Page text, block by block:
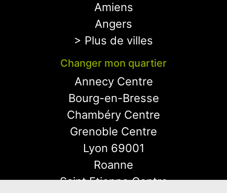
Amiens
Angers
> Plus de villes
Changer mon quartier
Annecy Centre
Bourg-en-Bresse
Chambéry Centre
Grenoble Centre
Lyon 69001
Roanne
Saint Etienne Centre